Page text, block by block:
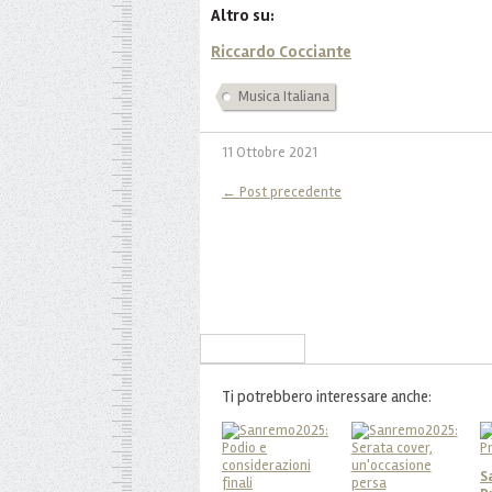
Altro su:
Riccardo Cocciante
Musica Italiana
11 Ottobre 2021
← Post precedente
Ti potrebbero interessare anche: